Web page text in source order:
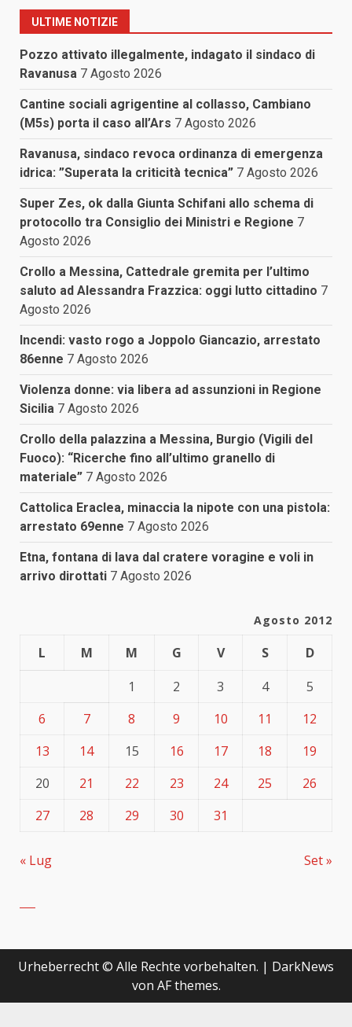
ULTIME NOTIZIE
Pozzo attivato illegalmente, indagato il sindaco di
Ravanusa 7 Agosto 2026
Cantine sociali agrigentine al collasso, Cambiano
(M5s) porta il caso all’Ars 7 Agosto 2026
Ravanusa, sindaco revoca ordinanza di emergenza
idrica: ”Superata la criticità tecnica” 7 Agosto 2026
Super Zes, ok dalla Giunta Schifani allo schema di
protocollo tra Consiglio dei Ministri e Regione 7
Agosto 2026
Crollo a Messina, Cattedrale gremita per l’ultimo
saluto ad Alessandra Frazzica: oggi lutto cittadino 7
Agosto 2026
Incendi: vasto rogo a Joppolo Giancazio, arrestato
86enne 7 Agosto 2026
Violenza donne: via libera ad assunzioni in Regione
Sicilia 7 Agosto 2026
Crollo della palazzina a Messina, Burgio (Vigili del
Fuoco): “Ricerche fino all’ultimo granello di
materiale” 7 Agosto 2026
Cattolica Eraclea, minaccia la nipote con una pistola:
arrestato 69enne 7 Agosto 2026
Etna, fontana di lava dal cratere voragine e voli in
arrivo dirottati 7 Agosto 2026
Agosto 2012
L M M G V S
D
1
2 3 4
5
6
7 8 9 10 11
12
13
14 15 16 17 18
19
20
21 22 23 24 25
26
27
28 29 30 31
« Lug Set »
Urheberrecht © Alle Rechte vorbehalten. | DarkNews
von AF themes.